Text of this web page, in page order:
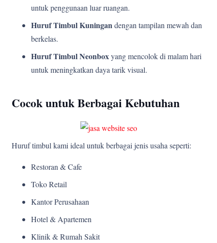
untuk penggunaan luar ruangan.
Huruf Timbul Kuningandengan tampilan mewah dan
berkelas.
Huruf Timbul Neonboxyang mencolok di malam hari
untuk meningkatkan daya tarik visual.
Cocok untuk Berbagai Kebutuhan
Huruf timbul kami ideal untuk berbagai jenis usaha seperti:
Restoran & Cafe
Toko Retail
Kantor Perusahaan
Hotel & Apartemen
Klinik & Rumah Sakit